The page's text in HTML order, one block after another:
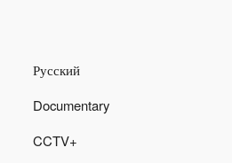
Русский
Documentary
CCTV+